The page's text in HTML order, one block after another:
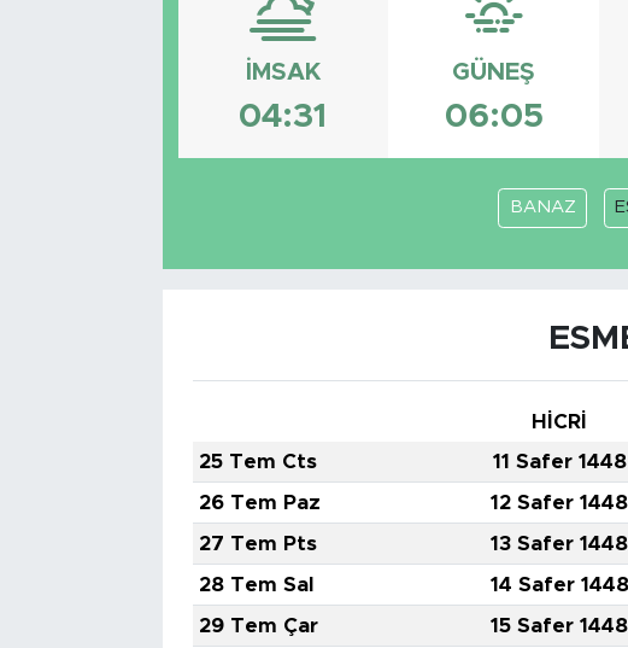
İMSAK
04:31
GÜNEŞ
06:05
BANAZ
HİCRİ
25 Tem Cts
11 Safer 1448
26 Tem Paz
12 Safer 1448
27 Tem Pts
13 Safer 1448
28 Tem Sal
14 Safer 1448
29 Tem Çar
15 Safer 1448